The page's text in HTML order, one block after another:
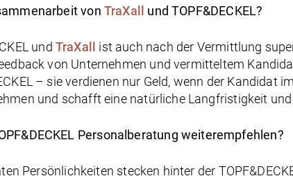
von TraXall und TOPF&DECKEL?
und TraXall ist auch nach der Vermittlung
von Unternehmen und vermitteltem
– sie verdienen nur Geld, wenn der Kandidat
und schafft eine natürliche Langfristigkeit
Personalberatung weiterempfehlen?
Persönlichkeiten stecken hinter der